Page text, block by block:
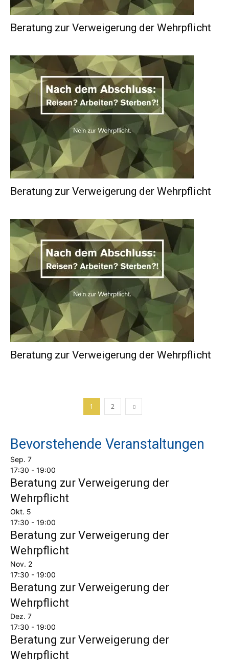
Beratung zur Verweigerung der Wehrpflicht
Beratung zur Verweigerung der Wehrpflicht
Beratung zur Verweigerung der Wehrpflicht
1 2
Bevorstehende Veranstaltungen
Sep. 7
17:30 - 19:00
Beratung zur Verweigerung der
Wehrpflicht
Okt. 5
17:30 - 19:00
Beratung zur Verweigerung der
Wehrpflicht
Nov. 2
17:30 - 19:00
Beratung zur Verweigerung der
Wehrpflicht
Dez. 7
17:30 - 19:00
Beratung zur Verweigerung der
Wehrpflicht